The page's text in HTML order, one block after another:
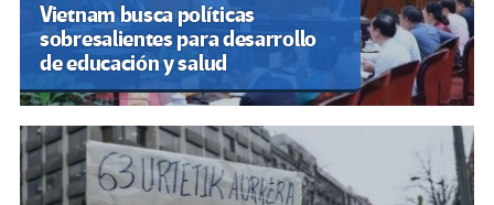
Vietnam busca políticas
sobresalientes para desarrollo
de educación y salud